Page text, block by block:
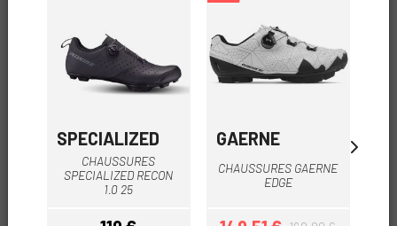
SPECIALIZED
CHAUSSURES
SPECIALIZED RECON
1.0 25
GAERNE
CHAUSSURES GAERNE
EDGE